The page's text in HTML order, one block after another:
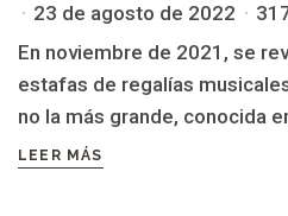
23 de agosto de 2022
En noviembre de 2021, se
estafas de regalías
no la más grande, conocida
LEER MÁS